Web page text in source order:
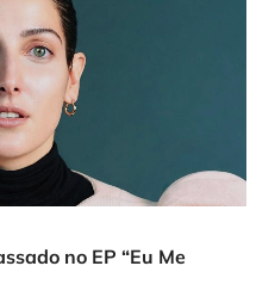
no EP “Eu Me